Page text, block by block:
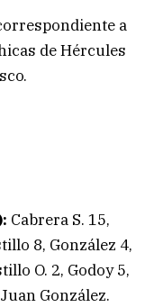
a
de Hércules
Cabrera S. 15,
8, González 4,
O. 2, Godoy 5,
González.